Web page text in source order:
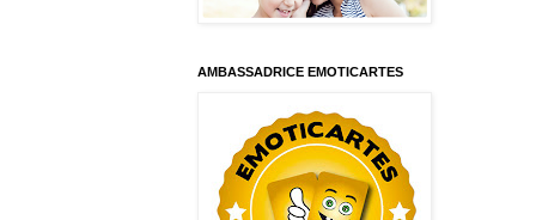
AMBASSADRICE EMOTICARTES